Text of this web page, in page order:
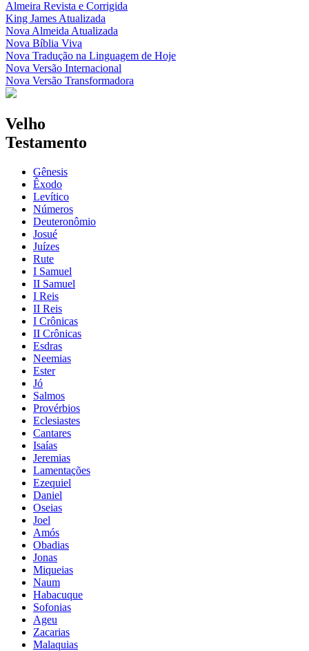
Almeira Revista e Corrigida
King James Atualizada
Nova Almeida Atualizada
Nova Bíblia Viva
Nova Tradução na Linguagem de Hoje
Nova Versão Internacional
Nova Versão Transformadora
Velho
Testamento
Gênesis
Êxodo
Levítico
Números
Deuteronômio
Josué
Juízes
Rute
I Samuel
II Samuel
I Reis
II Reis
I Crônicas
II Crônicas
Esdras
Neemias
Ester
Jó
Salmos
Provérbios
Eclesiastes
Cantares
Isaías
Jeremias
Lamentações
Ezequiel
Daniel
Oseias
Joel
Amós
Obadias
Jonas
Miqueias
Naum
Habacuque
Sofonias
Ageu
Zacarias
Malaquias